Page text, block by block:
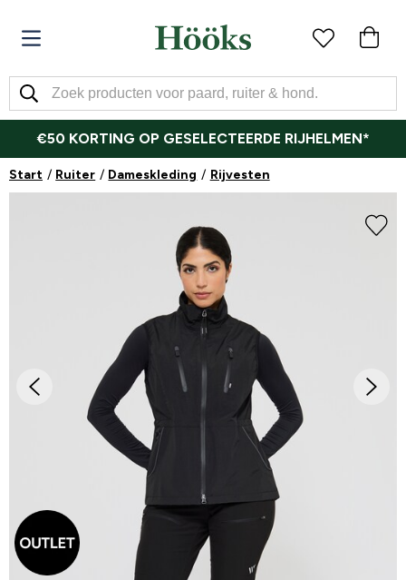
€50 KORTING OP GESELECTEERDE RIJHELMEN*
Start Ruiter Dameskleding Rijvesten